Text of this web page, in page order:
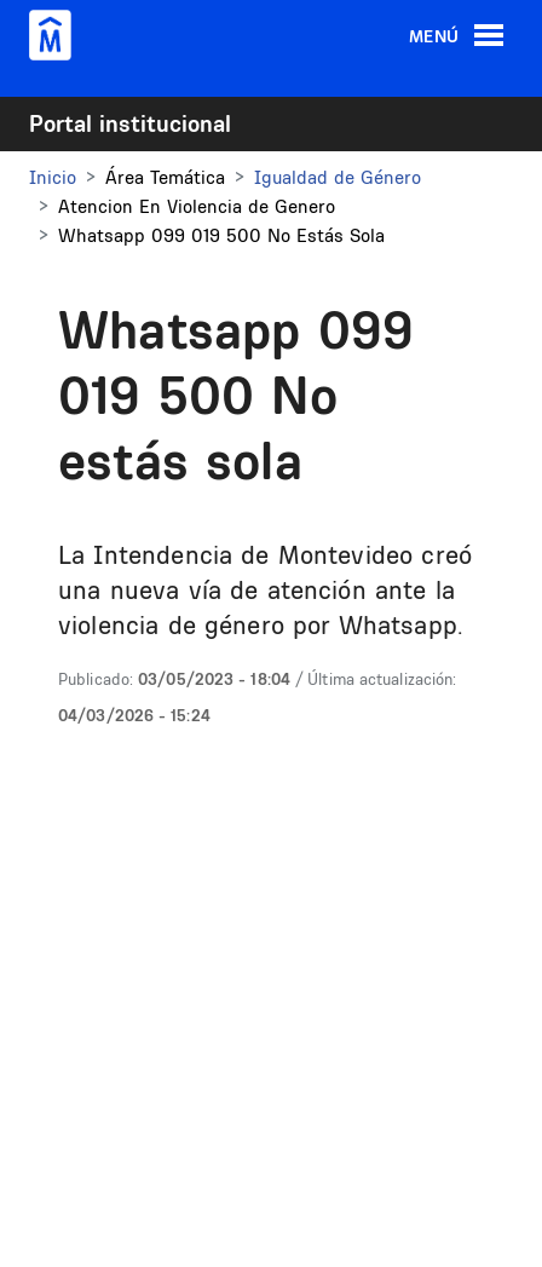
Pasar al contenido principal
MENÚ
Portal institucional
Inicio Área Temática
Igualdad de Género
Atencion En Violencia de Genero
Whatsapp 099 019 500 No Estás Sola
Whatsapp 099
019 500 No
estás sola
La Intendencia de Montevideo creó
una nueva vía de atención ante la
violencia de género por Whatsapp.
Publicado: 03/05/2023 - 18:04 / Última actualización:
04/03/2026 - 15:24